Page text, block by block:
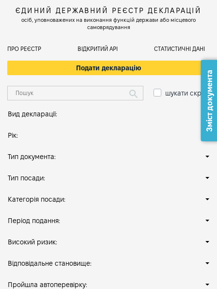
ЄДИНИЙ ДЕРЖАВНИЙ РЕЄСТР ДЕКЛАРАЦІЙ
осіб, уповноважених на виконання функцій держави або місцевого
самоврядування
ПРО РЕЄСТР ВІДКРИТИЙ АРІ СТАТИСТИЧНІ ДАНІ
Подати декларацію
шукати скрізь
Вид декларації:
Рік:
Тип документа:
Тип посади:
Категорія посади:
Період подання:
Високий ризик:
Відповідальне становище:
Пройшла автоперевірку:
Зміст документа